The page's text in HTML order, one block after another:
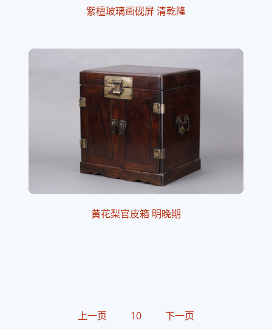
紫檀玻璃画砚屏 清乾隆
黄花梨官皮箱 明晚期
上一页 10 下一页